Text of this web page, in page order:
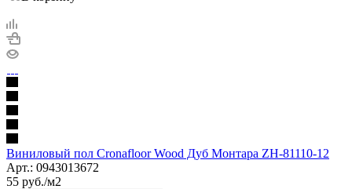
Виниловый пол Cronafloor Wood Дуб Монтара ZH-81110-12
Арт.: 0943013672
55 руб./м2